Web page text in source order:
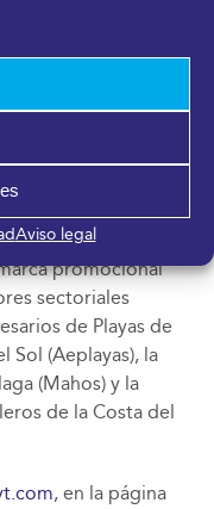
Aviso legal
de Ferias y
y Deporte de la
Tiene como
y al Área de
así como a la
través de Turismo
promocional
sectoriales
de Playas de
Sol (Aeplayas), la
(Mahos) y la
de la Costa del
, en la página